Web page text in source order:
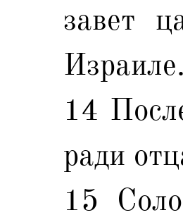
завет
Израиле.
14
ради
15